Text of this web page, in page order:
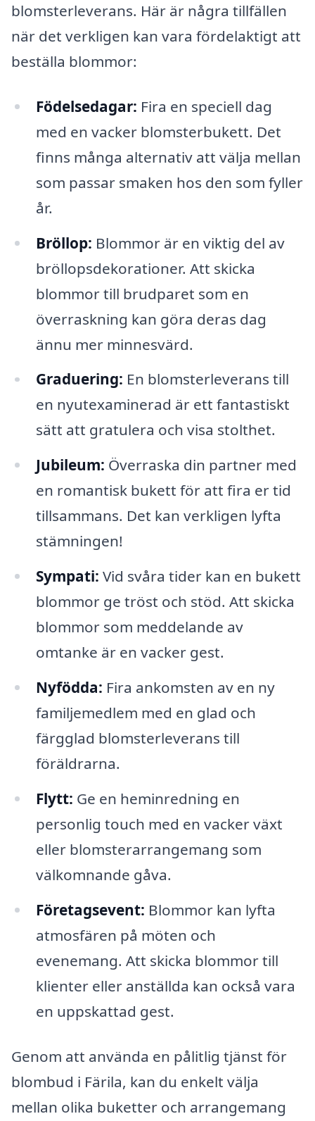
blomsterleverans. Här är några tillfällen
när det verkligen kan vara fördelaktigt att
beställa blommor:
Födelsedagar: Fira en speciell dag
med en vacker blomsterbukett. Det
finns många alternativ att välja mellan
som passar smaken hos den som fyller
år.
Bröllop: Blommor är en viktig del av
bröllopsdekorationer. Att skicka
blommor till brudparet som en
överraskning kan göra deras dag
ännu mer minnesvärd.
Graduering: En blomsterleverans till
en nyutexaminerad är ett fantastiskt
sätt att gratulera och visa stolthet.
Jubileum: Överraska din partner med
en romantisk bukett för att fira er tid
tillsammans. Det kan verkligen lyfta
stämningen!
Sympati: Vid svåra tider kan en bukett
blommor ge tröst och stöd. Att skicka
blommor som meddelande av
omtanke är en vacker gest.
Nyfödda: Fira ankomsten av en ny
familjemedlem med en glad och
färgglad blomsterleverans till
föräldrarna.
Flytt: Ge en heminredning en
personlig touch med en vacker växt
eller blomsterarrangemang som
välkomnande gåva.
Företagsevent: Blommor kan lyfta
atmosfären på möten och
evenemang. Att skicka blommor till
klienter eller anställda kan också vara
en uppskattad gest.
Genom att använda en pålitlig tjänst för
blombud i Färila, kan du enkelt välja
mellan olika buketter och arrangemang